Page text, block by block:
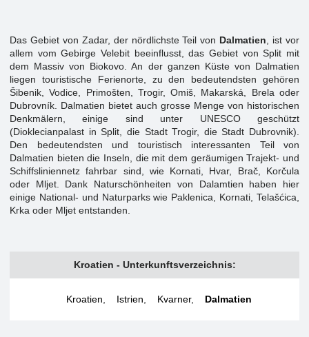
Das Gebiet von Zadar, der nördlichste Teil von Dalmatien , ist vor
allem vom Gebirge Velebit beeinflusst, das Gebiet von Split mit
dem Massiv von Biokovo. An der ganzen Küste von Dalmatien
liegen touristische Ferienorte, zu den bedeutendsten gehören
Šibenik, Vodice, Primošten, Trogir, Omiš, Makarská, Brela oder
Dubrovník. Dalmatien bietet auch grosse Menge von historischen
Denkmälern, einige sind unter UNESCO geschützt
(Dioklecianpalast in Split, die Stadt Trogir, die Stadt Dubrovnik).
Den bedeutendsten und touristisch interessanten Teil von
Dalmatien bieten die Inseln, die mit dem geräumigen Trajekt- und
Schiffsliniennetz fahrbar sind, wie Kornati, Hvar, Brač, Korčula
oder Mljet. Dank Naturschönheiten von Dalamtien haben hier
einige National- und Naturparks wie Paklenica, Kornati, Telašćica,
Krka oder Mljet entstanden.
Kroatien - Unterkunftsverzeichnis:
Kroatien Istrien Kvarner, Dalmatien